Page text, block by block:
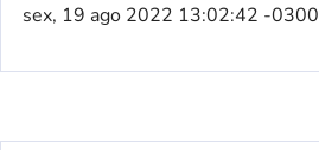
sex, 19 ago 2022 13:02:42 -0300